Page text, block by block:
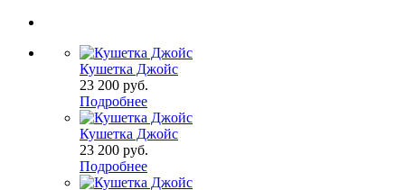
Кушетка Джойс
23 200 руб.
Подробнее
Кушетка Джойс
23 200 руб.
Подробнее